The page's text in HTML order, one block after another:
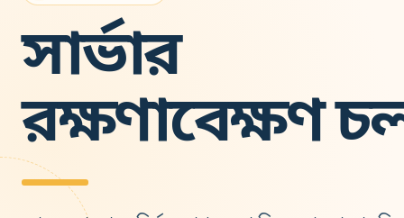
সার্ভার
রক্ষণাবেক্ষণ